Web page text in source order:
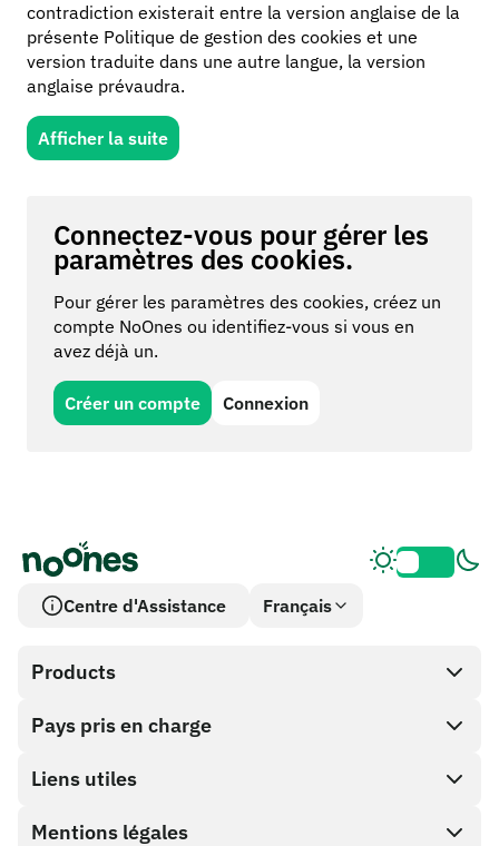
contradiction existerait entre la version anglaise de la
présente Politique de gestion des cookies et une
version traduite dans une autre langue, la version
anglaise prévaudra.
Afficher la suite
Connectez-vous pour gérer les
paramètres des cookies.
Pour gérer les paramètres des cookies, créez un
compte NoOnes ou identifiez-vous si vous en
avez déjà un.
Créer un compte Connexion
Centre d'Assistance Français
Products
SnapX
Cash out
Boutique de cartes cadeaux
Pays pris en charge
Liens utiles
Programme Partenaire
Mentions légales